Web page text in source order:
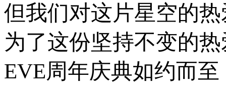
但我们对这片星空的
为了这份坚持不变的热
EVE周年庆典如约而至